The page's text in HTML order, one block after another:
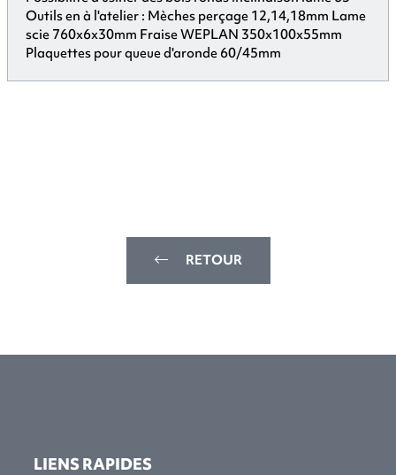
Outils en à l'atelier : Mèches perçage 12,14,18mm Lame
scie 760x6x30mm Fraise WEPLAN 350x100x55mm
Plaquettes pour queue d'aronde 60/45mm
RETOUR
LIENS RAPIDES